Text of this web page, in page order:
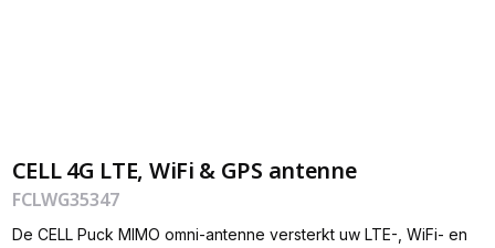
CELL 4G LTE, WiFi & GPS antenne
FCLWG35347
De CELL Puck MIMO omni-antenne versterkt uw LTE-, WiFi- en